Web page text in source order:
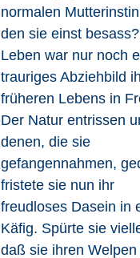
normalen
den sie einst
Leben war nur noch
trauriges Abziehbild
früheren Lebens in
Der Natur entrissen
denen, die sie
gefangennahmen,
fristete sie nun ihr
freudloses Dasein in
Käfig. Spürte sie
daß sie ihren Welpen